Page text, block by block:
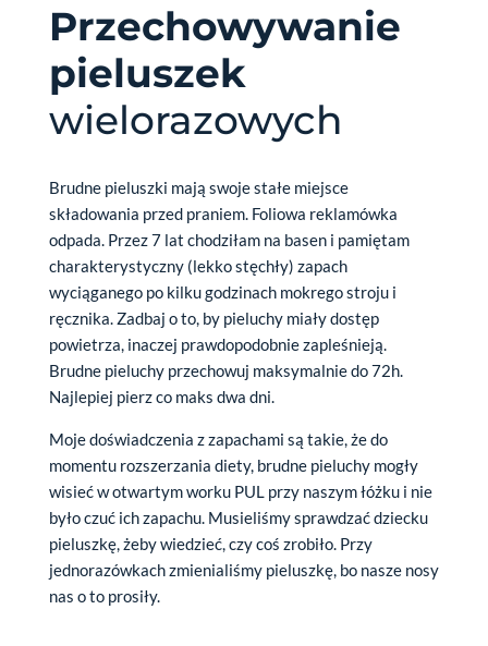
Przechowywanie
pieluszek
wielorazowych
Brudne pieluszki mają swoje stałe miejsce
składowania przed praniem. Foliowa reklamówka
odpada. Przez 7 lat chodziłam na basen i pamiętam
charakterystyczny (lekko stęchły) zapach
wyciąganego po kilku godzinach mokrego stroju i
ręcznika. Zadbaj o to, by pieluchy miały dostęp
powietrza, inaczej prawdopodobnie zapleśnieją.
Brudne pieluchy przechowuj maksymalnie do 72h.
Najlepiej pierz co maks dwa dni.
Moje doświadczenia z zapachami są takie, że do
momentu rozszerzania diety, brudne pieluchy mogły
wisieć w otwartym worku PUL przy naszym łóżku i nie
było czuć ich zapachu. Musieliśmy sprawdzać dziecku
pieluszkę, żeby wiedzieć, czy coś zrobiło. Przy
jednorazówkach zmienialiśmy pieluszkę, bo nasze nosy
nas o to prosiły.